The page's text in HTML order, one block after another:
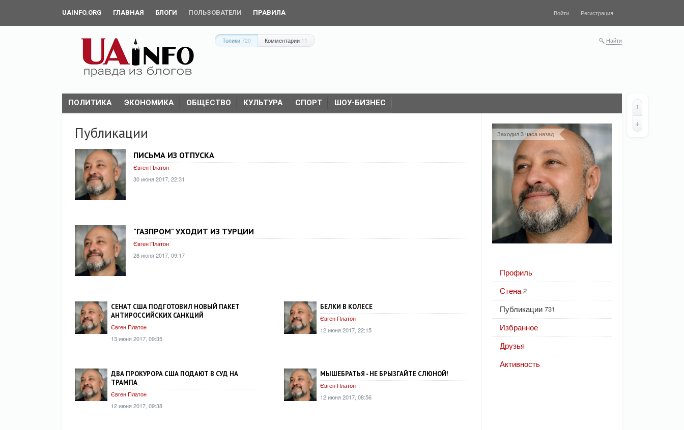
UAINFO.ORG ГЛАВНАЯ БЛОГИ ПОЛЬЗОВАТЕЛИ ПРАВИЛА Войти Регистрация
Найти
Топики720 Комментарии 11
ПОЛИТИКА ЭКОНОМИКА ОБЩЕСТВО КУЛЬТУРА СПОРТ ШОУ-БИЗНЕС
Публикации
ПИСЬМА ИЗ ОТПУСКА
Євген Платон
30 июня 2017, 22:31
"ГАЗПРОМ" УХОДИТ ИЗ ТУРЦИИ
Євген Платон
28 июня 2017, 09:17
СЕНАТ США ПОДГОТОВИЛ НОВЫЙ ПАКЕТ
АНТИРОССИЙСКИХ САНКЦИЙ
Євген Платон
13 июня 2017, 09:35
БЕЛКИ В КОЛЕСЕ
Євген Платон
12 июня 2017, 22:15
ДВА ПРОКУРОРА США ПОДАЮТ В СУД НА
ТРАМПА
Євген Платон
12 июня 2017, 09:38
МЫШЕБРАТЬЯ - НЕ БРЫЗГАЙТЕ СЛЮНОЙ!
Євген Платон
12 июня 2017, 08:56
Заходил 3 часа назад
Профиль
Стена 2
Публикации 731
Избранное
Друзья
Активность